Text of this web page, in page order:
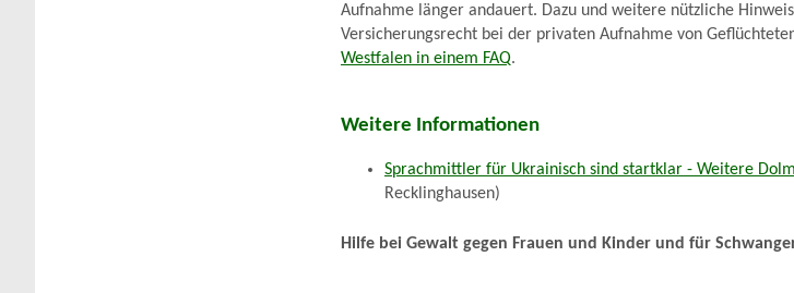
Aufnahme länger andauert. Dazu und weitere nützliche
Versicherungsrecht bei der privaten Aufnahme von
Westfalen in einem FAQ.
Weitere Informationen
Sprachmittler für Ukrainisch sind startklar - Weitere
Recklinghausen)
Hilfe bei Gewalt gegen Frauen und Kinder und für